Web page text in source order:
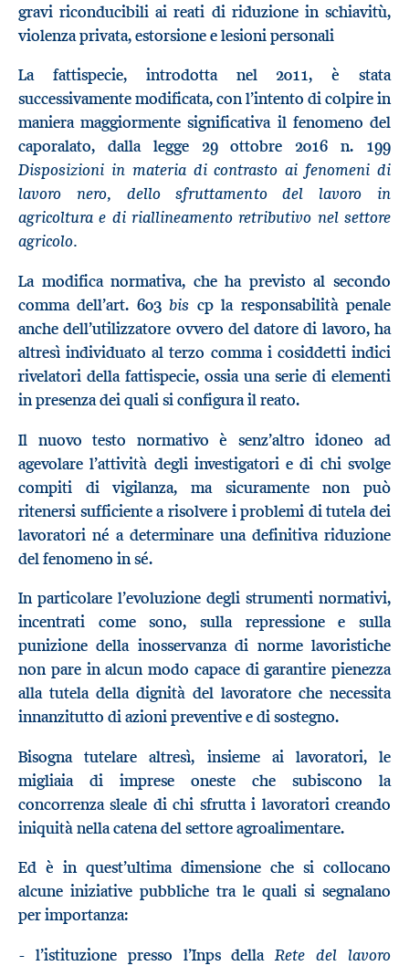
gravi riconducibili ai reati di riduzione in schiavitù,
violenza privata, estorsione e lesioni personali
La fattispecie, introdotta nel 2011, è stata
successivamente modificata, con l’intento di colpire in
maniera maggiormente significativa il fenomeno del
caporalato, dalla legge 29 ottobre 2016 n. 199
Disposizioni in materia di contrasto ai fenomeni di
lavoro nero, dello sfruttamento del lavoro in
agricoltura e di riallineamento retributivo nel settore
agricolo.
La modifica normativa, che ha previsto al secondo
comma dell’art. 603bis cp la responsabilità penale
anche dell’utilizzatore ovvero del datore di lavoro, ha
altresì individuato al terzo comma i cosiddetti indici
rivelatori della fattispecie, ossia una serie di elementi
in presenza dei quali si configura il reato.
Il nuovo testo normativo è senz’altro idoneo ad
agevolare l’attività degli investigatori e di chi svolge
compiti di vigilanza, ma sicuramente non può
ritenersi sufficiente a risolvere i problemi di tutela dei
lavoratori né a determinare una definitiva riduzione
del fenomeno in sé.
In particolare l’evoluzione degli strumenti normativi,
incentrati come sono, sulla repressione e sulla
punizione della inosservanza di norme lavoristiche
non pare in alcun modo capace di garantire pienezza
alla tutela della dignità del lavoratore che necessita
innanzitutto di azioni preventive e di sostegno.
Bisogna tutelare altresì, insieme ai lavoratori, le
migliaia di imprese oneste che subiscono la
concorrenza sleale di chi sfrutta i lavoratori creando
iniquità nella catena del settore agroalimentare.
Ed è in quest’ultima dimensione che si collocano
alcune iniziative pubbliche tra le quali si segnalano
per importanza:
- l’istituzione presso l’Inps dellaRete del lavoro